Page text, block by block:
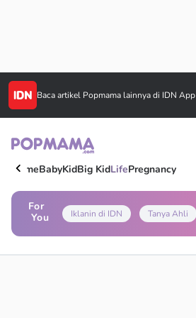
Baca artikel Popmama lainnya di IDN App
HomeBabyKidBig KidLifePregnancy
For
You
Iklanin di IDN Tanya Ahli